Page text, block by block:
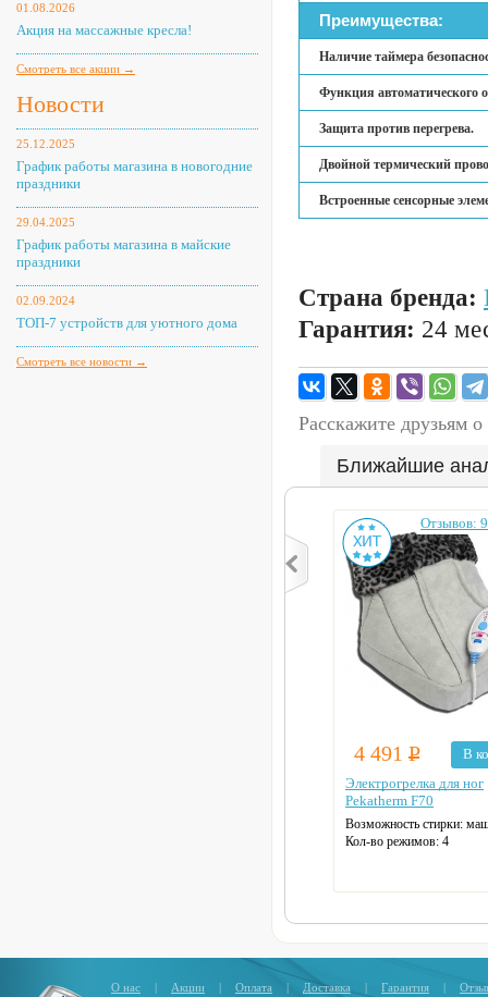
01.08.2026
Акция на массажные кресла!
Смотреть все акции →
Новости
25.12.2025
График работы магазина в новогодние
праздники
29.04.2025
График работы магазина в майские
праздники
02.09.2024
ТОП-7 устройств для уютного дома
Смотреть все новости →
Преимущества:
Наличие таймера
Функция автоматического
Защита против перегрева.
Двойной термический
Встроенные сенсорные
Страна бренда:
Гарантия: 24
Расскажите друзьям
Ближайшие
Отзывов: 9
4 491 Р
В
Электрогрелка для ног
Pekatherm F70
Возможность стирки:
Кол-во режимов: 4
Цвет: серый
О нас | Акции | Оплата | Доставка | Гарантия |